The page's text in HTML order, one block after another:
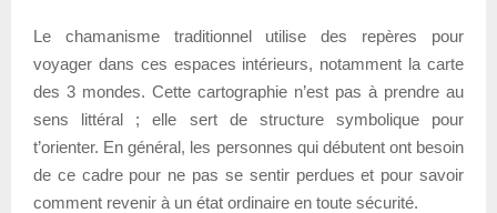
Le chamanisme traditionnel utilise des repères pour
voyager dans ces espaces intérieurs, notamment la carte
des 3 mondes. Cette cartographie n’est pas à prendre au
sens littéral ; elle sert de structure symbolique pour
t’orienter. En général, les personnes qui débutent ont besoin
de ce cadre pour ne pas se sentir perdues et pour savoir
comment revenir à un état ordinaire en toute sécurité.